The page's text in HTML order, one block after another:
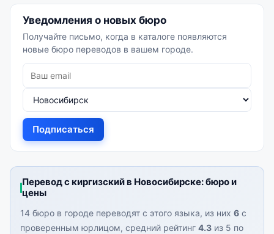
Уведомления о новых бюро
Получайте письмо, когда в каталоге появляются
новые бюро переводов в вашем городе.
Подписаться
Перевод с киргизский в Новосибирске: бюро и
цены
14 бюро в городе переводят с этого языка, из них 6 с
проверенным юрлицом, средний рейтинг 4.3 из 5 по